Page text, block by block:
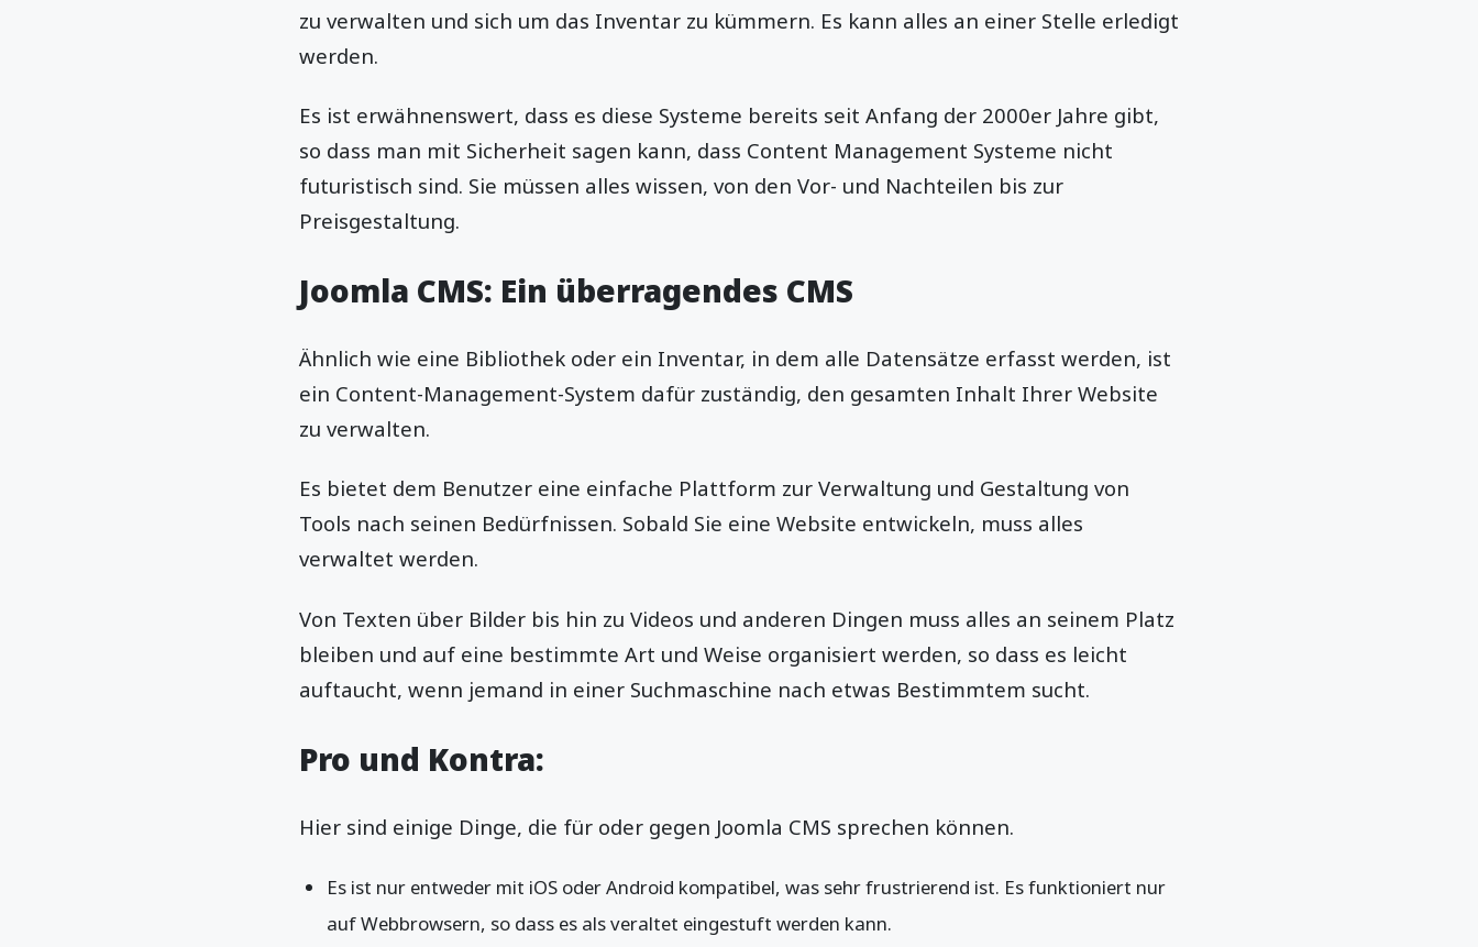
zu verwalten und sich um das Inventar zu kümmern. Es kann alles an einer Stelle erledigt
werden.
Es ist erwähnenswert, dass es diese Systeme bereits seit Anfang der 2000er Jahre gibt,
so dass man mit Sicherheit sagen kann, dass Content Management Systeme nicht
futuristisch sind. Sie müssen alles wissen, von den Vor- und Nachteilen bis zur
Preisgestaltung.
Joomla CMS: Ein überragendes CMS
Ähnlich wie eine Bibliothek oder ein Inventar, in dem alle Datensätze erfasst werden, ist
ein Content-Management-System dafür zuständig, den gesamten Inhalt Ihrer Website
zu verwalten.
Es bietet dem Benutzer eine einfache Plattform zur Verwaltung und Gestaltung von
Tools nach seinen Bedürfnissen. Sobald Sie eine Website entwickeln, muss alles
verwaltet werden.
Von Texten über Bilder bis hin zu Videos und anderen Dingen muss alles an seinem Platz
bleiben und auf eine bestimmte Art und Weise organisiert werden, so dass es leicht
auftaucht, wenn jemand in einer Suchmaschine nach etwas Bestimmtem sucht.
Pro und Kontra:
Hier sind einige Dinge, die für oder gegen Joomla CMS sprechen können.
Es ist nur entweder mit iOS oder Android kompatibel, was sehr frustrierend ist. Es funktioniert nur
auf Webbrowsern, so dass es als veraltet eingestuft werden kann.